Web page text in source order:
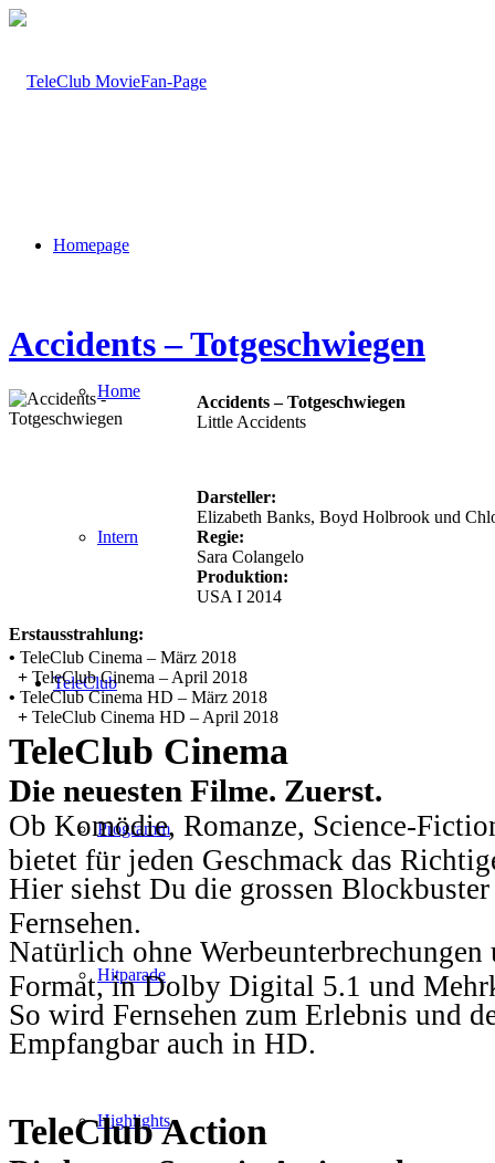
Homepage
Home
Intern
TeleClub
Programm
Hitparade
Highlights
Accidents – Totgeschwiegen
Accidents – Totgeschwiegen
Little Accidents
Darsteller:
Elizabeth Banks, Boyd Holbrook und
Regie:
Sara Colangelo
Produktion:
USA I 2014
Erstausstrahlung:
• TeleClub Cinema – März 2018
+ TeleClub Cinema – April 2018
• TeleClub Cinema HD – März 2018
+ TeleClub Cinema HD – April 2018
TeleClub Cinema
Die neuesten Filme. Zuerst.
Ob Komödie, Romanze, Science-
bietet für jeden Geschmack das
Hier siehst Du die grossen
Fernsehen.
Natürlich ohne
Format, in Dolby Digital 5.1 und
So wird Fernsehen zum Erlebnis und
Empfangbar auch in HD.
TeleClub Action